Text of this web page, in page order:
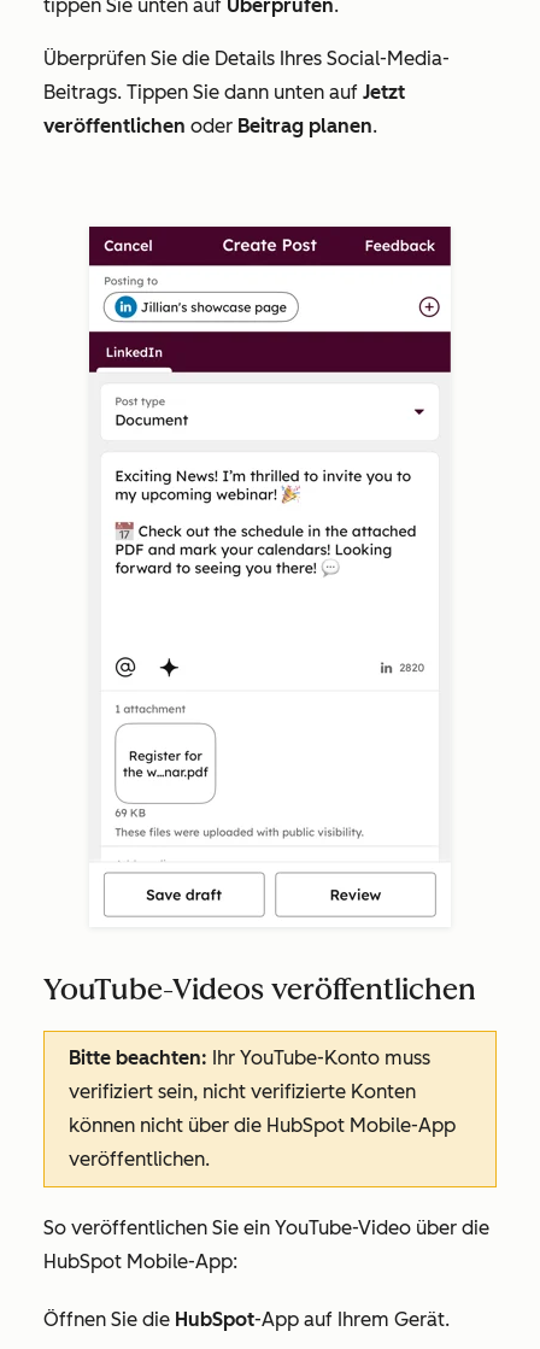
tippen Sie unten auf Überprüfen.
Überprüfen Sie die Details Ihres Social-Media-
Beitrags. Tippen Sie dann unten auf Jetzt
veröffentlichen oder Beitrag planen.
YouTube-Videos veröffentlichen
Bitte beachten: Ihr YouTube-Konto muss
verifiziert sein, nicht verifizierte Konten
können nicht über die HubSpot Mobile-App
veröffentlichen.
So veröffentlichen Sie ein YouTube-Video über die
HubSpot Mobile-App:
Öffnen Sie die HubSpot-App auf Ihrem Gerät.